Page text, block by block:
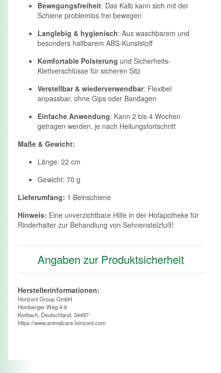
Bewegungsfreiheit: Das Kalb kann sich mit der
Schiene problemlos frei bewegen
Langlebig & hygienisch: Aus waschbarem und
besonders haltbarem ABS-Kunststoff
Komfortable Polsterung und Sicherheits-
Klettverschlüsse für sicheren Sitz
Verstellbar & wiederverwendbar: Flexibel
anpassbar, ohne Gips oder Bandagen
Einfache Anwendung: Kann 2 bis 4 Wochen
getragen werden, je nach Heilungsfortschritt
Maße & Gewicht:
Länge: 22 cm
Gewicht: 70 g
Lieferumfang: 1 Beinschiene
Hinweis: Eine unverzichtbare Hilfe in der Hofapotheke für
Rinderhalter zur Behandlung von Sehnenstelzfuß!
Angaben zur Produktsicherheit
Herstellerinformationen:
Horizont Group GmbH
Homberger Weg 4-6
Korbach, Deutschland, 34497
https://www.animalcare.horizont.com